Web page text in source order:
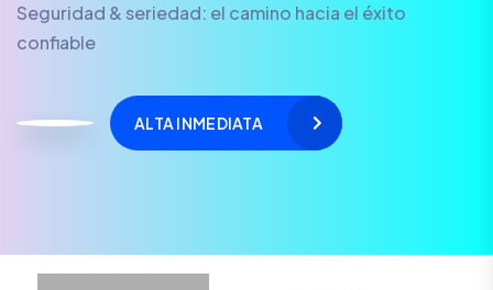
Seguridad & seriedad: el camino hacia el éxito
confiable
ALTA INMEDIATA